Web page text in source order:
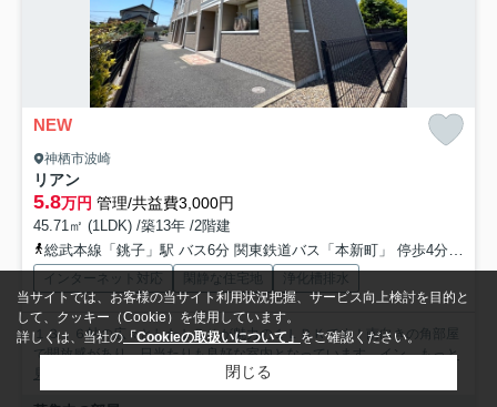
NEW
神栖市波崎
リアン
5.8万円 管理/共益費3,000円
45.71㎡ (1LDK) /築13年 /2階建
総武本線「銚子」駅 バス6分 関東鉄道バス「本新町」 停歩4分
インターネット対応 閑静な住宅地 浄化槽排水
１３．６帖の広々としたＬＤＫが魅力の１ＬＤＫです！南向きの角部屋
で開放感があり、日当たりも良好な室内となっています。イン...もっと
当サイトでは、お客様の当サイト利用状況把握、サービス向上検討を目的と
して、クッキー（Cookie）を使用しています。
詳しくは、当社の「Cookieの取扱いについて」 をご確認ください。
閉じる